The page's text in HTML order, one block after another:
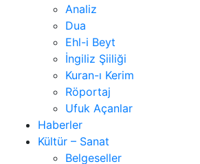
Analiz
Dua
Ehl-i Beyt
İngiliz Şiiliği
Kuran-ı Kerim
Röportaj
Ufuk Açanlar
Haberler
Kültür – Sanat
Belgeseller